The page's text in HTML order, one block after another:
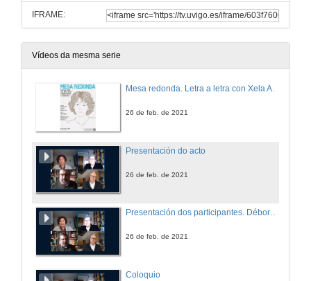
IFRAME:
Vídeos da mesma serie
Mesa redonda. Letra a letra con Xela Arias.
26 de feb. de 2021
Presentación do acto
26 de feb. de 2021
Presentación dos participantes. Débora Ramonde, Lidia Iglesias e Rafael Ferradáns.
26 de feb. de 2021
Coloquio